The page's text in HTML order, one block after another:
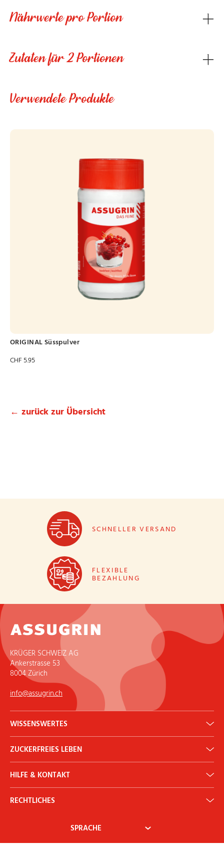
Nährwerte pro Portion
Zutaten für 2 Portionen
Verwendete Produkte
ORIGINAL Süsspulver
CHF5.95
← zurück zur Übersicht
SCHNELLER VERSAND
FLEXIBLE
BEZAHLUNG
KRÜGER SCHWEIZ AG
Ankerstrasse 53
8004 Zürich
info@assugrin.ch
WISSENSWERTES
ADI Rechner
Historie
Newsletter
ZUCKERFREIES LEBEN
Diabetes
Ernährung & Gesundheit
Mythen & Fakten
HILFE & KONTAKT
Mein Konto
RECHTLICHES
Widerrufsbelehrung